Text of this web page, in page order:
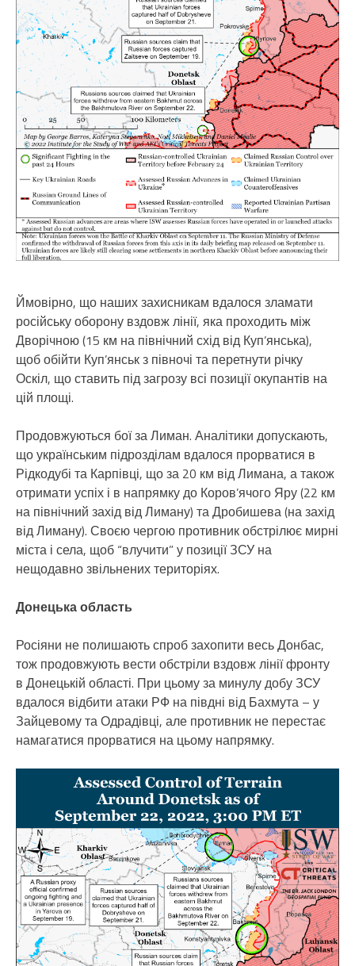
Ймовірно, що наших захисникам вдалося зламати
російську оборону вздовж лінії, яка проходить між
Дворічною (15 км на північний схід від Куп’янська),
щоб обійти Куп’янськ з півночі та перетнути річку
Оскіл, що ставить під загрозу всі позиції окупантів на
цій площі.
Продовжуються бої за Лиман. Аналітики допускають,
що українським підрозділам вдалося прорватися в
Рідкодубі та Карпівці, що за 20 км від Лимана, а також
отримати успіх і в напрямку до Коров’ячого Яру (22 км
на північний захід від Лиману) та Дробишева (на захід
від Лиману). Своєю чергою противник обстрілює мирні
міста і села, щоб “влучити” у позиції ЗСУ на
нещодавно звільнених територіях.
Донецька область
Росіяни не полишають спроб захопити весь Донбас,
тож продовжують вести обстріли вздовж лінії фронту
в Донецькій області. При цьому за минулу добу ЗСУ
вдалося відбити атаки РФ на півдні від Бахмута – у
Зайцевому та Одрадівці, але противник не перестає
намагатися прорватися на цьому напрямку.